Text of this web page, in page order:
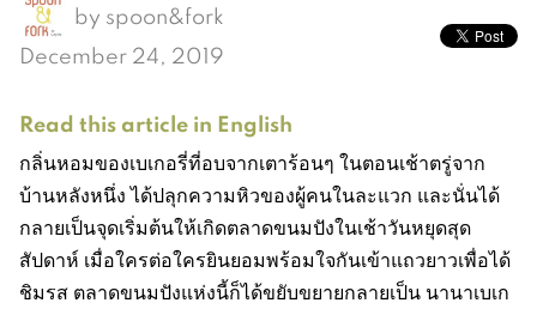
by spoon&fork
December 24, 2019
Read this article in English
กลิ่นหอมของเบเกอรี่ที่อบจากเตาร้อนๆ ในตอนเช้าตรู่จาก
บ้านหลังหนึ่ง ได้ปลุกความหิวของผู้คนในละแวก และนั่นได้
กลายเป็นจุดเริ่มต้นให้เกิดตลาดขนมปังในเช้าวันหยุดสุด
สัปดาห์ เมื่อใครต่อใครยินยอมพร้อมใจกันเข้าแถวยาวเพื่อได้
ชิมรส ตลาดขนมปังแห่งนี้ก็ได้ขยับขยายกลายเป็น นานาเบเก